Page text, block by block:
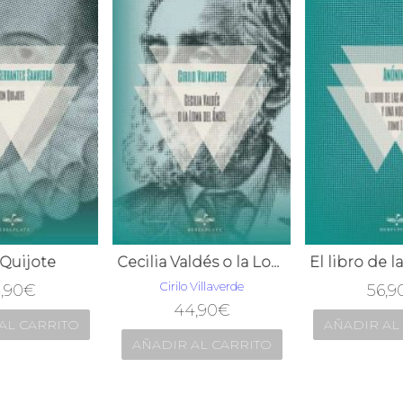
€
CARRITO
Cecilia Valdés o la Loma del Ángel
Cirilo Villaverde
44,90€
AÑADIR AL CARRITO
AÑADIR AL